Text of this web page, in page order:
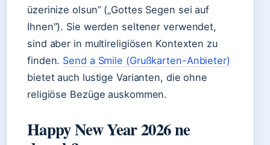
üzerinize olsun” („Gottes Segen sei auf
Ihnen”). Sie werden seltener verwendet,
sind aber in multireligiösen Kontexten zu
finden. Send a Smile (Grußkarten-Anbieter)
bietet auch lustige Varianten, die ohne
religiöse Bezüge auskommen.
Happy New Year 2026 ne